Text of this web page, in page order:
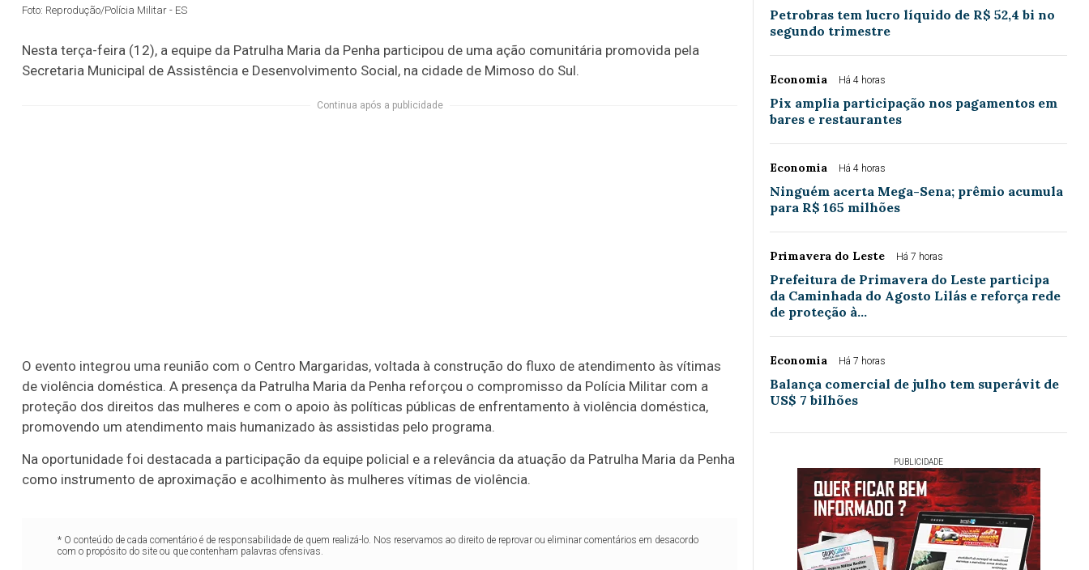
Foto: Reprodução/Polícia Militar - ES
Nesta terça-feira (12), a equipe da Patrulha Maria da Penha participou de uma ação comunitária promovida pela
Secretaria Municipal de Assistência e Desenvolvimento Social, na cidade de Mimoso do Sul.
Continua após a publicidade
O evento integrou uma reunião com o Centro Margaridas, voltada à construção do fluxo de atendimento às vítimas
de violência doméstica. A presença da Patrulha Maria da Penha reforçou o compromisso da Polícia Militar com a
proteção dos direitos das mulheres e com o apoio às políticas públicas de enfrentamento à violência doméstica,
promovendo um atendimento mais humanizado às assistidas pelo programa.
Na oportunidade foi destacada a participação da equipe policial e a relevância da atuação da Patrulha Maria da Penha
como instrumento de aproximação e acolhimento às mulheres vítimas de violência.
* O conteúdo de cada comentário é de responsabilidade de quem realizá-lo. Nos reservamos ao direito de reprovar ou eliminar comentários em desacordo
com o propósito do site ou que contenham palavras ofensivas.
Petrobras tem lucro líquido de R$ 52,4 bi no
segundo trimestre
Economia Há 4 horas
Pix amplia participação nos pagamentos em
bares e restaurantes
Economia Há 4 horas
Ninguém acerta Mega-Sena; prêmio acumula
para R$ 165 milhões
Primavera do Leste Há 7 horas
Prefeitura de Primavera do Leste participa
da Caminhada do Agosto Lilás e reforça rede
de proteção à…
Economia Há 7 horas
Balança comercial de julho tem superávit de
US$ 7 bilhões
PUBLICIDADE